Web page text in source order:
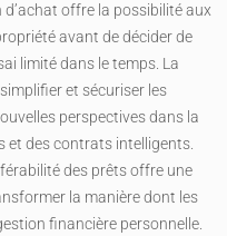
offre la possibilité aux
avant de décider de
limité dans le temps. La
et sécuriser les
perspectives dans la
et des contrats intelligents.
des prêts offre une
la manière dont les
financière personnelle.